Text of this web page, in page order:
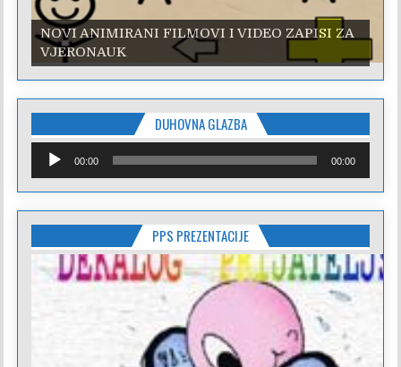
NOVI ANIMIRANI FILMOVI I VIDEO ZAPISI ZA
VJERONAUK
NOVI ANIMIRANI FILMOVI I VIDEO ZAPISI ZA
VJERONAUK
DUHOVNA GLAZBA
Reproduktor
audiozapisa
00:00 00:00
PPS PREZENTACIJE